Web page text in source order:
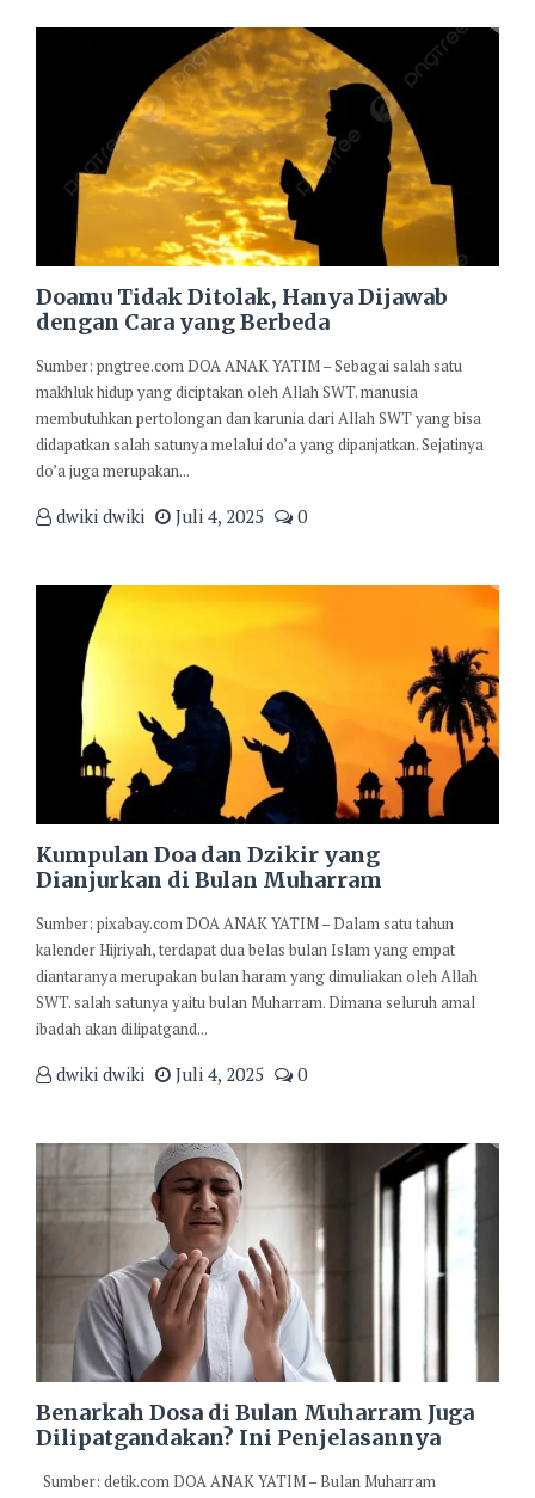
Doamu Tidak Ditolak, Hanya Dijawab
dengan Cara yang Berbeda
Sumber: pngtree.com DOA ANAK YATIM – Sebagai salah satu
makhluk hidup yang diciptakan oleh Allah SWT. manusia
membutuhkan pertolongan dan karunia dari Allah SWT yang bisa
didapatkan salah satunya melalui do’a yang dipanjatkan. Sejatinya
do’a juga merupakan...
dwiki dwiki Juli 4, 2025 0
Kumpulan Doa dan Dzikir yang
Dianjurkan di Bulan Muharram
Sumber: pixabay.com DOA ANAK YATIM – Dalam satu tahun
kalender Hijriyah, terdapat dua belas bulan Islam yang empat
diantaranya merupakan bulan haram yang dimuliakan oleh Allah
SWT. salah satunya yaitu bulan Muharram. Dimana seluruh amal
ibadah akan dilipatgand...
dwiki dwiki Juli 4, 2025 0
Benarkah Dosa di Bulan Muharram Juga
Dilipatgandakan? Ini Penjelasannya
Sumber: detik.com DOA ANAK YATIM – Bulan Muharram